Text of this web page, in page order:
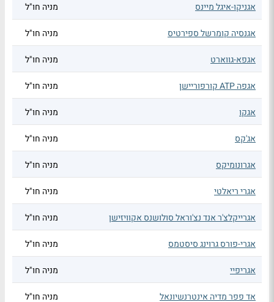
אגניקו-איגל מיינס מניה חו"ל
אגנסיה קומרשל ספירטיס מניה חו"ל
אגפא-גווארט מניה חו"ל
אגפה ATP קורפוריישן מניה חו"ל
אגקו מניה חו"ל
אג'קס מניה חו"ל
אגרונומיקס מניה חו"ל
אגרי ריאלטי מניה חו"ל
אגרייקלצ'ר אנד נצ'וראל סולושנס אקוויזישן מניה חו"ל
אגרי-פורס גרוינג סיסטמס מניה חו"ל
אגריפיי מניה חו"ל
אד פפר מדיה אינטרנשיונאל מניה חו"ל